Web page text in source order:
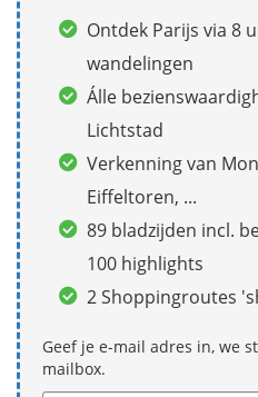
Ontdek Parijs via 8
wandelingen
Álle
Lichtstad
Verkenning van
Eiffeltoren, ...
89 bladzijden incl.
100 highlights
2 Shoppingroutes
Geef je e-mail adres in, we
mailbox.